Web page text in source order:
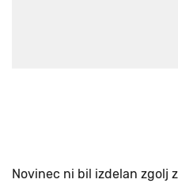
Novinec ni bil izdelan zgolj